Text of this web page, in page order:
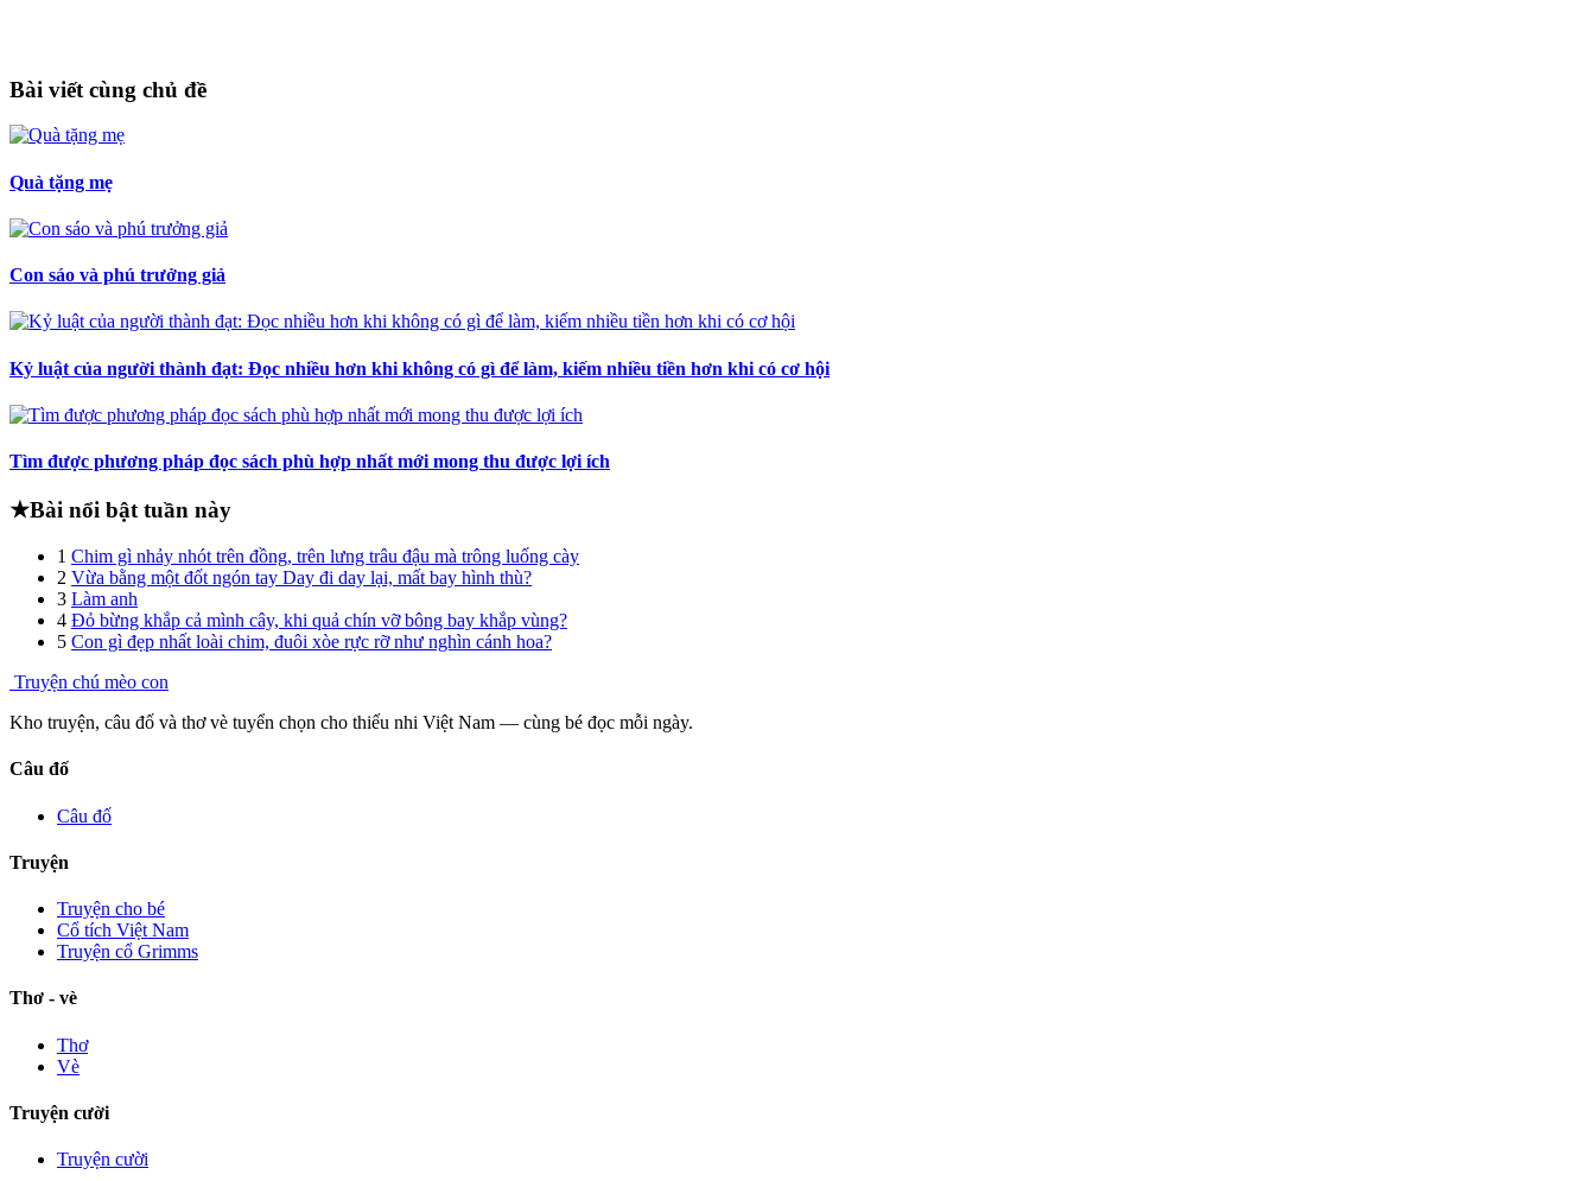
Bài viết cùng chủ đề
Quà tặng mẹ
Con sáo và phú trưởng giả
Kỷ luật của người thành đạt: Đọc nhiều hơn khi không có gì để làm, kiếm nhiều tiền hơn khi có cơ hội
Tìm được phương pháp đọc sách phù hợp nhất mới mong thu được lợi ích
★Bài nổi bật tuần này
1 Chim gì nhảy nhót trên đồng, trên lưng trâu đậu mà trông luống cày
2 Vừa bằng một đốt ngón tay Day đi day lại, mất bay hình thù?
3 Làm anh
4 Đỏ bừng khắp cả mình cây, khi quả chín vỡ bông bay khắp vùng?
5 Con gì đẹp nhất loài chim, đuôi xòe rực rỡ như nghìn cánh hoa?
Truyện chú mèo con
Kho truyện, câu đố và thơ vè tuyển chọn cho thiếu nhi Việt Nam — cùng bé đọc mỗi ngày.
Câu đố
Câu đố
Truyện
Truyện cho bé
Cổ tích Việt Nam
Truyện cổ Grimms
Thơ - vè
Thơ
Vè
Truyện cười
Truyện cười